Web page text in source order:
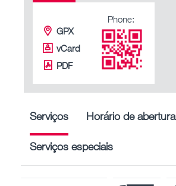
GPX
vCard
PDF
Phone:
Serviços Horário de abertura
Serviços especiais